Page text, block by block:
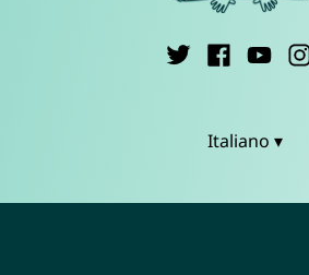
Italiano ▾